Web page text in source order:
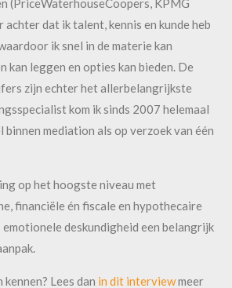
(PriceWaterhouseCoopers, KPMG
achter dat ik talent, kennis en kunde heb
ik snel in de materie kan
kan leggen en opties kan bieden. De
zijn echter het allerbelangrijkste
kom ik sinds 2007 helemaal
mediation als op verzoek van één
op het hoogste niveau met
financiële én fiscale en hypothecaire
deskundigheid een belangrijk
Lees dan in dit interviewmeer